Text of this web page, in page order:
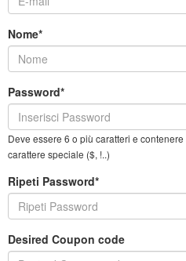
Nome*
Password*
Deve essere 6 o più caratteri e
carattere speciale ($, !..)
Ripeti Password*
Desired Coupon code